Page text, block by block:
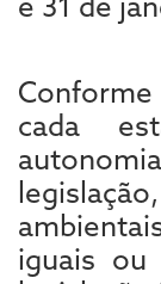
cada
iguais